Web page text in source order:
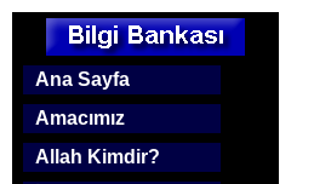
Ana Sayfa
Amacımız
Allah Kimdir?